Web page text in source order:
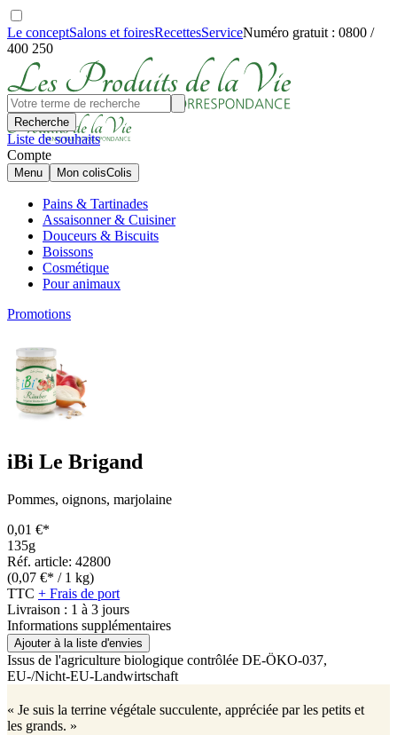
Le conceptSalons et foiresRecettesServiceNuméro gratuit : 0800 /
400 250
Recherche
Liste de souhaits
Compte
Menu Mon colisColis
Pains & Tartinades
Assaisonner & Cuisiner
Douceurs & Biscuits
Boissons
Cosmétique
Pour animaux
Promotions
iBi Le Brigand
Pommes, oignons, marjolaine
0,01 €*
135g
Réf. article: 42800
(0,07 €* / 1 kg)
TTC + Frais de port
Livraison : 1 à 3 jours
Informations supplémentaires
Ajouter à la liste d'envies
Issus de l'agriculture biologique contrôlée DE-ÖKO-037,
EU-/Nicht-EU-Landwirtschaft
« Je suis la terrine végétale succulente, appréciée par les petits et
les grands. »